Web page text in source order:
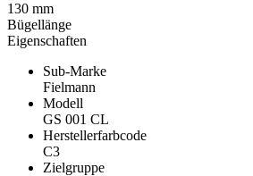
Eigenschaften
Sub-Marke
Fielmann
Modell
GS 001 CL
Herstellerfarbcode
C3
Zielgruppe
130 mm
Bügellänge